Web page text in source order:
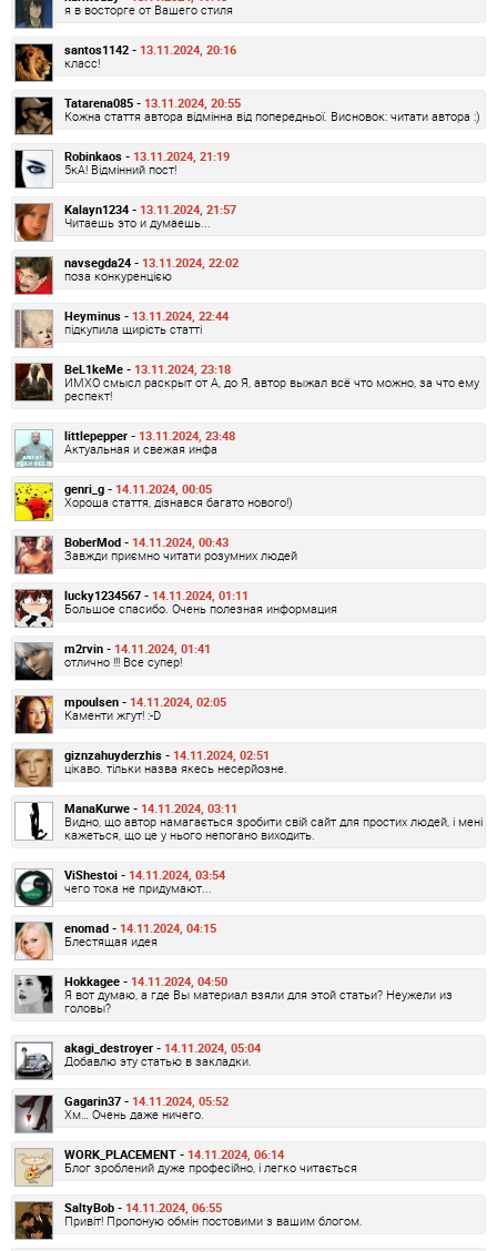
я в восторге от Вашего стиля
santos1142 - 13.11.2024, 20:16
класс!
Tatarena085 - 13.11.2024, 20:55
Кожна стаття автора відмінна від попередньої. Висновок: читати автора :)
Robinkaos - 13.11.2024, 21:19
5кА! Відмінний пост!
Kalayn1234 - 13.11.2024, 21:57
Читаешь это и думаешь...
navsegda24 - 13.11.2024, 22:02
поза конкуренцією
Heyminus - 13.11.2024, 22:44
підкупила щирість статті
BeL1keMe - 13.11.2024, 23:18
ИМХО смысл раскрыт от А, до Я, автор выжал всё что можно, за что ему
респект!
littlepepper - 13.11.2024, 23:48
Актуальная и свежая инфа
genri_g - 14.11.2024, 00:05
Хороша стаття, дізнався багато нового!)
BoberMod - 14.11.2024, 00:43
Завжди приємно читати розумних людей
lucky1234567 - 14.11.2024, 01:11
Большое спасибо. Очень полезная информация
m2rvin - 14.11.2024, 01:41
отлично !!! Все супер!
mpoulsen - 14.11.2024, 02:05
Каменти жгут! :-D
giznzahuyderzhis - 14.11.2024, 02:51
цікаво. тільки назва якесь несерйозне.
ManaKurwe - 14.11.2024, 03:11
Видно, що автор намагається зробити свій сайт для простих людей, і мені
кажеться, що це у нього непогано виходить.
ViShestoi - 14.11.2024, 03:54
чего тока не придумают...
enomad - 14.11.2024, 04:15
Блестящая идея
Hokkagee - 14.11.2024, 04:50
Я вот думаю, а где Вы материал взяли для этой статьи? Неужели из
головы?
akagi_destroyer - 14.11.2024, 05:04
Добавлю эту статью в закладки.
Gagarin37 - 14.11.2024, 05:52
Хм… Очень даже ничего.
WORK_PLACEMENT - 14.11.2024, 06:14
Блог зроблений дуже професійно, і легко читається
SaltyBob - 14.11.2024, 06:55
Привіт! Пропоную обмін постовими з вашим блогом.